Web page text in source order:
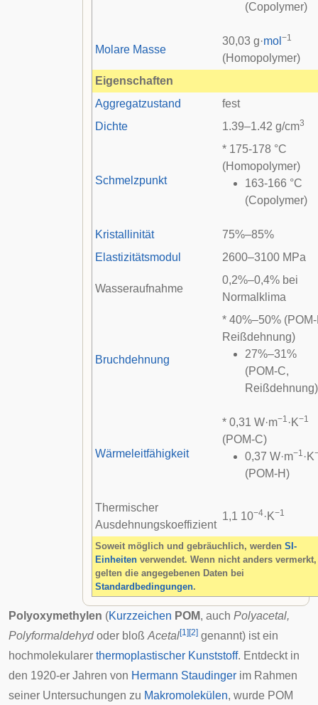
(Copolymer)
Molare Masse
30,03 g·mol −1
(Homopolymer)
Eigenschaften
Aggregatzustand
fest
Dichte
1.39–1.42 g/cm3
Schmelzpunkt
* 175-178 °C
(Homopolymer)
163-166 °C
(Copolymer)
Kristallinität
75%–85%
Elastizitätsmodul
2600–3100 MPa
Wasseraufnahme
0,2%–0,4% bei
Normalklima
Bruchdehnung
* 40%–50%
Reißdehnung)
27%–31%
(POM-C,
Reißdehnung)
Wärmeleitfähigkeit
* 0,31 W·m−1 ·K−1
(POM-C)
0,37 W·m−1 ·K
(POM-H)
Thermischer
Ausdehnungskoeffizient
1,1 10−4·K−1
Soweit möglich und gebräuchlich, werden SI-
Einheiten verwendet. Wenn nicht anders vermerkt,
gelten die angegebenen Daten bei
Standardbedingungen.
Polyoxymethylen (Kurzzeichen POM, auch Polyacetal,
Polyformaldehydoder bloß Acetal[1] [2] genannt) ist ein
hochmolekularer thermoplastischer Kunststoff. Entdeckt in
den 1920-er Jahren von Hermann Staudinger im Rahmen
seiner Untersuchungen zu Makromolekülen, wurde POM